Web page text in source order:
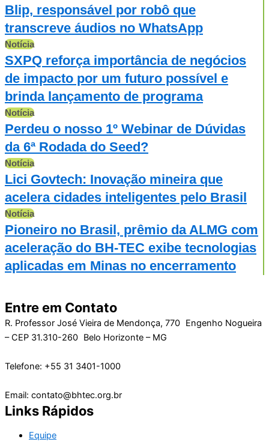
Blip, responsável por robô que
transcreve áudios no WhatsApp
Notícia
SXPQ reforça importância de negócios
de impacto por um futuro possível e
brinda lançamento de programa
Notícia
Perdeu o nosso 1º Webinar de Dúvidas
da 6ª Rodada do Seed?
Notícia
Lici Govtech: Inovação mineira que
acelera cidades inteligentes pelo Brasil
Notícia
Pioneiro no Brasil, prêmio da ALMG com
aceleração do BH-TEC exibe tecnologias
aplicadas em Minas no encerramento
Entre em Contato
R. Professor José Vieira de Mendonça, 770 Engenho Nogueira
– CEP 31.310-260 Belo Horizonte – MG
Telefone: +55 31 3401-1000
Email: contato@bhtec.org.br
Links Rápidos
Equipe